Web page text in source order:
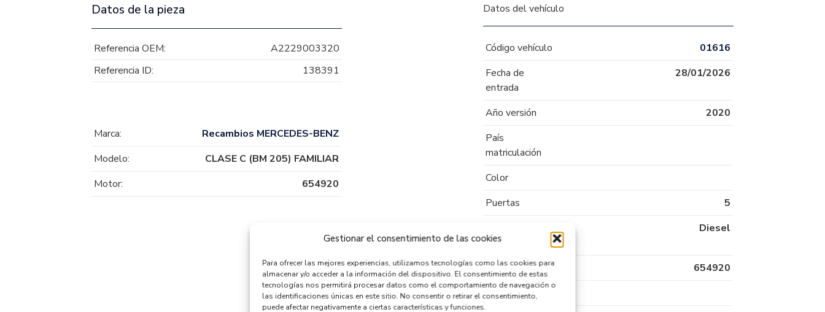
Gestionar el consentimiento de las cookies
Para ofrecer las mejores experiencias, utilizamos tecnologías como las cookies para
almacenar y/o acceder a la información del dispositivo. El consentimiento de estas
tecnologías nos permitirá procesar datos como el comportamiento de navegación o
las identificaciones únicas en este sitio. No consentir o retirar el consentimiento,
puede afectar negativamente a ciertas características y funciones.
Datos de la pieza
Referencia OEM:
A2229003320
Referencia ID:
138391
Marca:
Recambios MERCEDES-BENZ
Modelo:
CLASE C (BM 205) FAMILIAR
Motor:
654920
Datos del vehículo
Código vehículo
01616
Fecha de
entrada
28/01/2026
Año versión
2020
País
matriculación
Color
Puertas
5
combustible
Diesel
Código motor
654920
Código cambio